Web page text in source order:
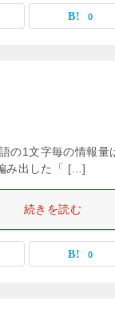
0
の1文字毎の情報量
み出した「 […]
続きを読む
0